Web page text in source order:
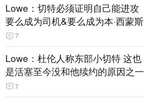
Lowe：切特必须证明自己能进攻
要么成为司机&要么成为本·西蒙斯
7
Lowe：杜伦人称东部小切特 这也
是活塞至今没和他续约的原因之一
7